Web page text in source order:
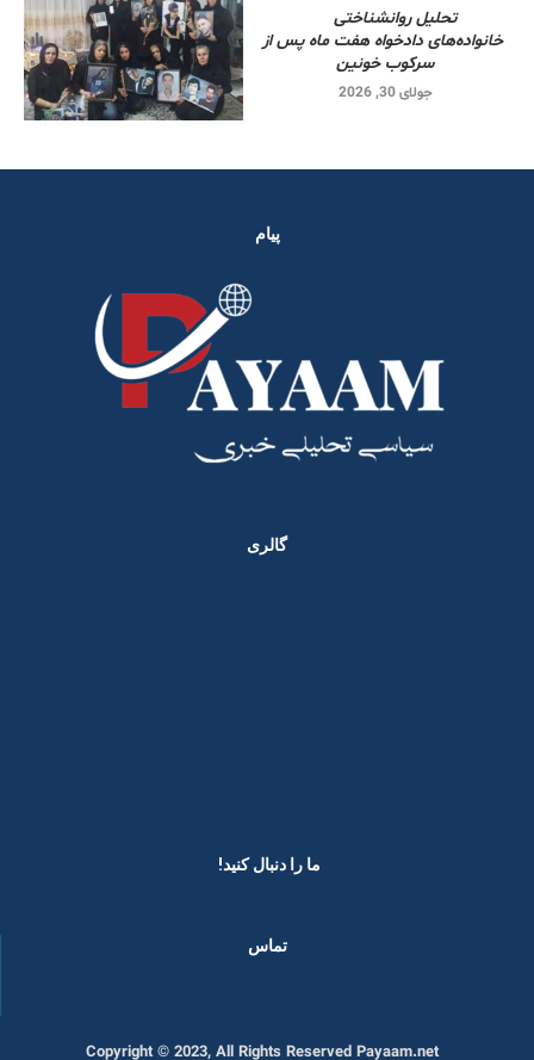
تحلیل روانشناختی
خانواده‌های دادخواه هفت ماه پس از
سرکوب خونین
جولای 30, 2026
پیام
گالری
ما را دنبال کنید! ​
تماس
Copyright © 2023, All Rights Reserved Payaam.net